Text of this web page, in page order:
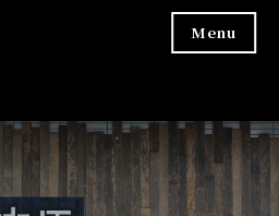
Menu